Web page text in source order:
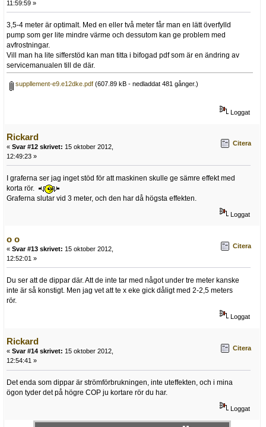
11:59:59 »
3,5-4 meter är optimalt. Med en eller två meter får man en lätt överfylld
pump som ger lite mindre värme och dessutom kan ge problem med
avfrostningar.
Vill man ha lite sifferstöd kan man titta i bifogad pdf som är en ändring av
servicemanualen till de där.
suppllement-e9.e12dke.pdf (607.89 kB - nedladdat 481 gånger.)
Loggat
Rickard
« Svar #12 skrivet: 15 oktober 2012,
12:49:23 »
Citera
I graferna ser jag inget stöd för att maskinen skulle ge sämre effekt med
korta rör.
Graferna slutar vid 3 meter, och den har då högsta effekten.
Loggat
o o
« Svar #13 skrivet: 15 oktober 2012,
12:52:01 »
Citera
Du ser att de dippar där. Att de inte tar med något under tre meter kanske
inte är så konstigt. Men jag vet att te x eke gick dåligt med 2-2,5 meters
rör.
Loggat
Rickard
« Svar #14 skrivet: 15 oktober 2012,
12:54:41 »
Citera
Det enda som dippar är strömförbrukningen, inte uteffekten, och i mina
ögon tyder det på högre COP ju kortare rör du har.
Loggat